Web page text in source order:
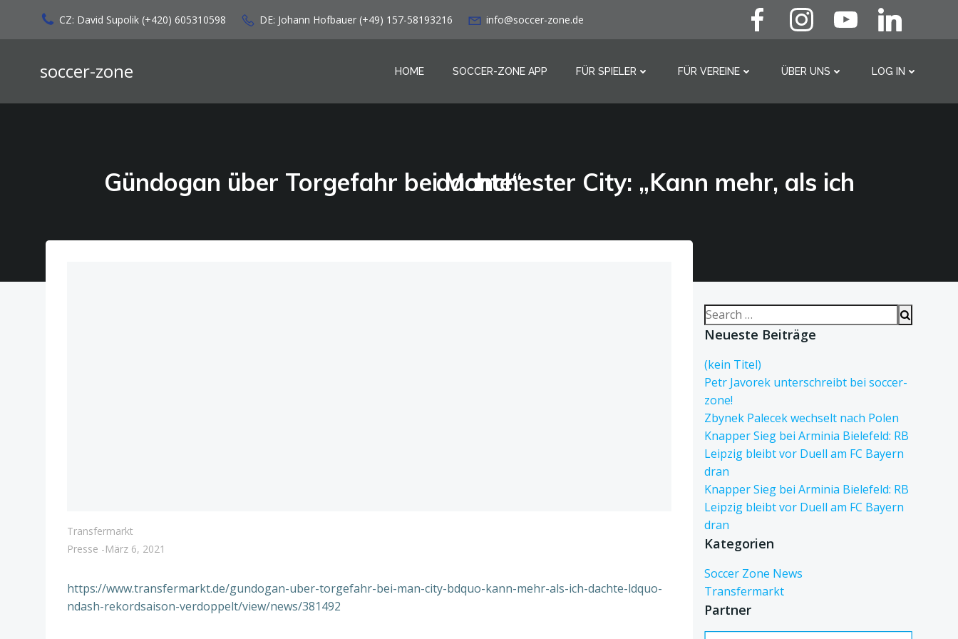
springen
CZ: David Supolik (+420) 605310598 DE: Johann Hofbauer (+49) 157-58193216 info@soccer-zone.de
soccer-zone HOME SOCCER-ZONE APP FÜR SPIELER FÜR VEREINE ÜBER UNS LOG IN
Gündogan über Torgefahr bei Manchester City: „Kann mehr, als ich dachte“
Transfermarkt
Presse -März 6, 2021
https://www.transfermarkt.de/gundogan-uber-torgefahr-bei-man-city-bdquo-kann-mehr-als-ich-dachte-ldquo-
ndash-rekordsaison-verdoppelt/view/news/381492
Search
for:
Neueste Beiträge
(kein Titel)
Petr Javorek unterschreibt bei soccer-
zone!
Zbynek Palecek wechselt nach Polen
Knapper Sieg bei Arminia Bielefeld: RB
Leipzig bleibt vor Duell am FC Bayern
dran
Knapper Sieg bei Arminia Bielefeld: RB
Leipzig bleibt vor Duell am FC Bayern
dran
Kategorien
Soccer Zone News
Transfermarkt
Partner